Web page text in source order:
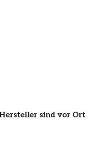
sind vor Ort